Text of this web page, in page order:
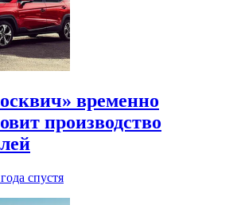
временно
производство
спустя